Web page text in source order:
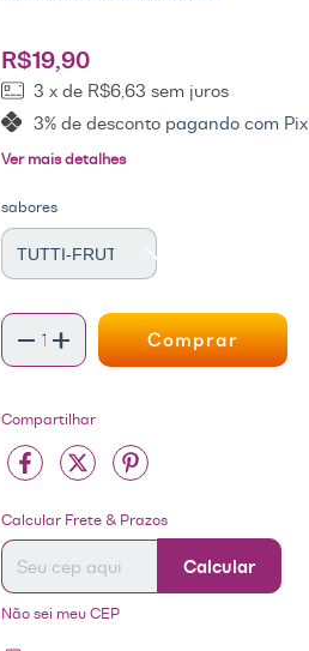
R$19,90
3 x de R$6,63 sem juros
3% de descontopagando com Pix
Ver mais detalhes
sabores
Compartilhar
Entregas para o CEP:
Calcular Frete & Prazos
Calcular
Não sei meu CEP